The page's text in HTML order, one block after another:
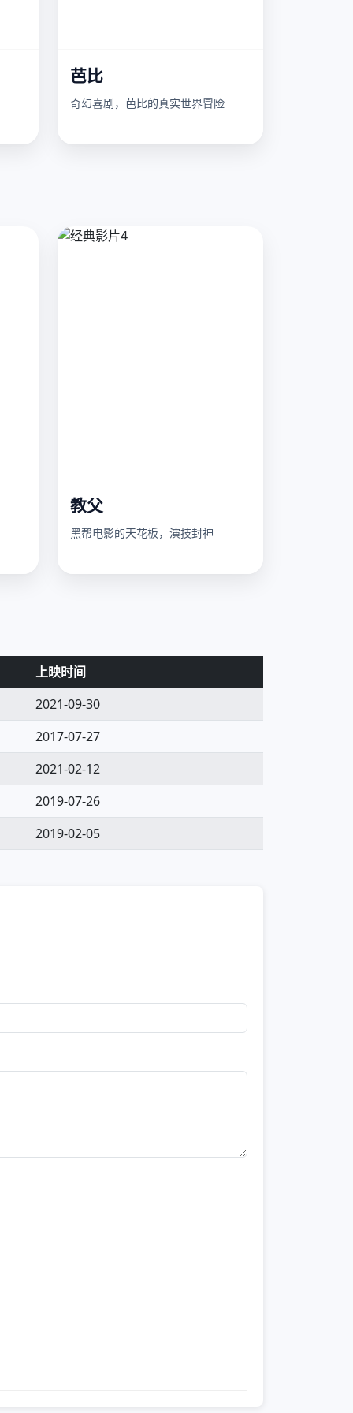
芭比
奇幻喜剧，芭比的真实世界冒险
教父
黑帮电影的天花板，演技封神
上映时间
2021-09-30
2017-07-27
2021-02-12
2019-07-26
2019-02-05